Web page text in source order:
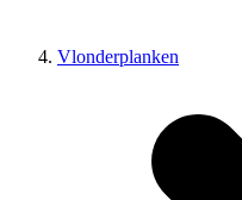
Vlonderplanken